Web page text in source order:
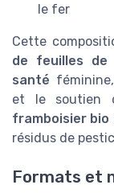
le fer
Cette
de feuilles de
santé
et le soutien
framboisier bio
résidus de
Formats et